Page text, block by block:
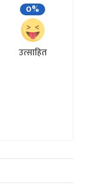
0%
उत्साहित